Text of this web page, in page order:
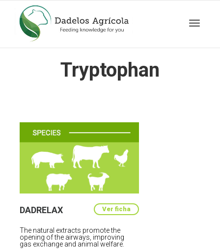
Tryptophan
DADRELAX Ver ficha
The natural extracts promote the
opening of the airways, improving
gas exchange and animal welfare.